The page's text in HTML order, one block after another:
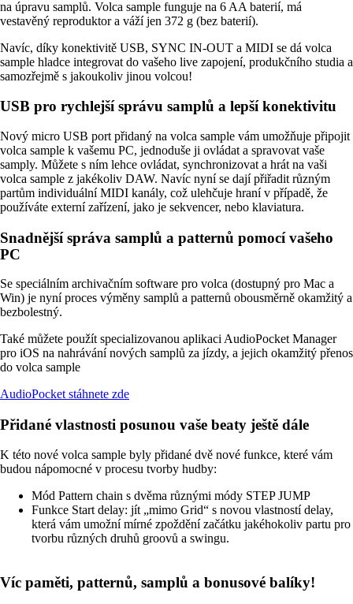
na úpravu samplů. Volca sample funguje na 6 AA baterií, má
vestavěný reproduktor a váží jen 372 g (bez baterií).
Navíc, díky konektivitě USB, SYNC IN-OUT a MIDI se dá volca
sample hladce integrovat do vašeho live zapojení, produkčního studia a
samozřejmě s jakoukoliv jinou volcou!
USB pro rychlejší správu samplů a lepší konektivitu
Nový micro USB port přidaný na volca sample vám umožňuje připojit
volca sample k vašemu PC, jednoduše ji ovládat a spravovat vaše
samply. Můžete s ním lehce ovládat, synchronizovat a hrát na vaši
volca sample z jakékoliv DAW. Navíc nyní se dají přiřadit různým
partům individuální MIDI kanály, což ulehčuje hraní v případě, že
používáte externí zařízení, jako je sekvencer, nebo klaviatura.
Snadnější správa samplů a patternů pomocí vašeho
PC
Se speciálním archivačním software pro volca (dostupný pro Mac a
Win) je nyní proces výměny samplů a patternů obousměrně okamžitý a
bezbolestný.
Také můžete použít specializovanou aplikaci AudioPocket Manager
pro iOS na nahrávání nových samplů za jízdy, a jejich okamžitý přenos
do volca sample
AudioPocket stáhnete zde
Přidané vlastnosti posunou vaše beaty ještě dále
K této nové volca sample byly přidané dvě nové funkce, které vám
budou nápomocné v procesu tvorby hudby:
Mód Pattern chain s dvěma různými módy STEP JUMP
Funkce Start delay: jít „mimo Grid“ s novou vlastností delay,
která vám umožní mírné zpoždění začátku jakéhokoliv partu pro
tvorbu různých druhů groovů a swingu.
Víc paměti, patternů, samplů a bonusové balíky!